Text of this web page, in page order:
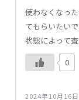
使わなくなっ
てもらいたい
状態によって
備と信頼でき
取で […]
0
2024年10月16日